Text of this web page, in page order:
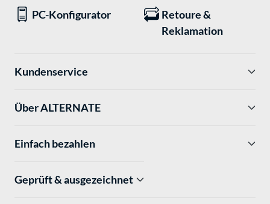
PC-Konfigurator
Retoure &
Reklamation
Kundenservice
Über ALTERNATE
Einfach bezahlen
Geprüft & ausgezeichnet